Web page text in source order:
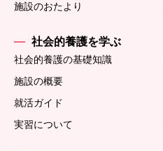
施設のおたより
社会的養護を学ぶ
社会的養護の基礎知識
施設の概要
就活ガイド
実習について